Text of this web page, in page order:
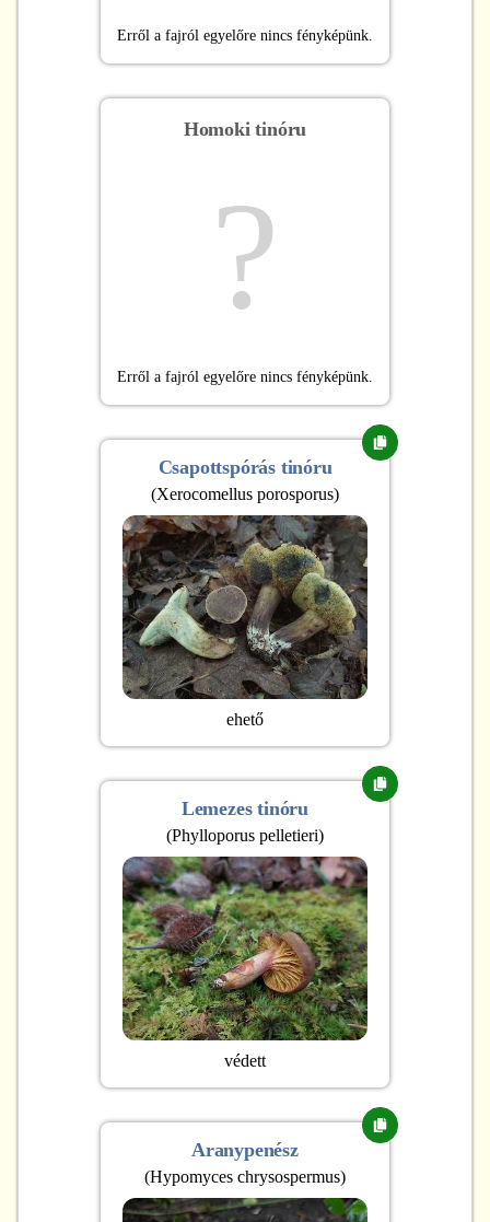
Erről a fajról egyelőre nincs fényképünk.
Homoki tinóru
?
Erről a fajról egyelőre nincs fényképünk.
Csapottspórás tinóru
(Xerocomellus porosporus)
ehető
Lemezes tinóru
(Phylloporus pelletieri)
védett
Aranypenész
(Hypomyces chrysospermus)